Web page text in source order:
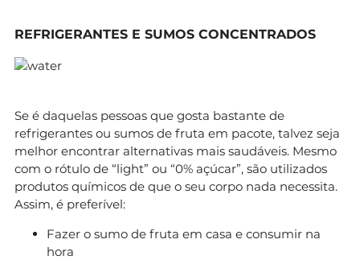
REFRIGERANTES E SUMOS CONCENTRADOS
Se é daquelas pessoas que gosta bastante de
refrigerantes ou sumos de fruta em pacote, talvez seja
melhor encontrar alternativas mais saudáveis. Mesmo
com o rótulo de “light” ou “0% açúcar”, são utilizados
produtos químicos de que o seu corpo nada necessita.
Assim, é preferível:
Fazer o sumo de fruta em casa e consumir na
hora